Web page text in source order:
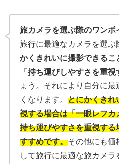
旅カメラを選ぶ際のワンポ
旅行に最適なカメラを選ぶ
かくきれいに撮影できるこ
「持ち運びしやすさを重視
ょう。それにより自分に
くなります。とにかくきれ
視する場合は「一眼レフカ
持ち運びやすさを重視する
すすめです。その他にも価
して旅行に最適な旅カメラ